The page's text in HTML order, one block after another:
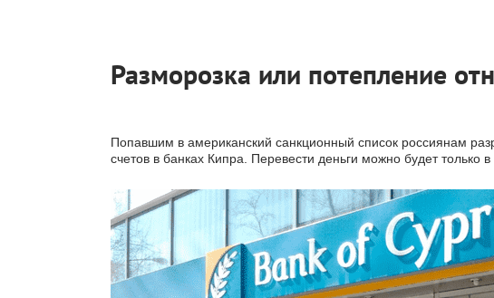
Разморозка или потепление
Попавшим в американский санкционный список россиянам
счетов в банках Кипра. Перевести деньги можно будет только